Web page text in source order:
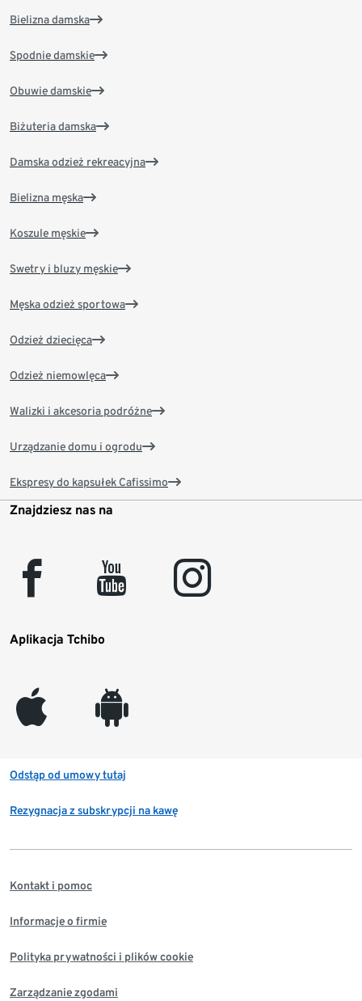
Bielizna damska
Spodnie damskie
Obuwie damskie
Biżuteria damska
Damska odzież rekreacyjna
Bielizna męska
Koszule męskie
Swetry i bluzy męskie
Męska odzież sportowa
Odzież dziecięca
Odzież niemowlęca
Walizki i akcesoria podróżne
Urządzanie domu i ogrodu
Ekspresy do kapsułek Cafissimo
Znajdziesz nas na
facebook youtube instagram
Aplikacja Tchibo
appleinc android
Odstąp od umowy tutaj
Rezygnacja z subskrypcji na kawę
Kontakt i pomoc
Informacje o firmie
Polityka prywatności i plików cookie
Zarządzanie zgodami